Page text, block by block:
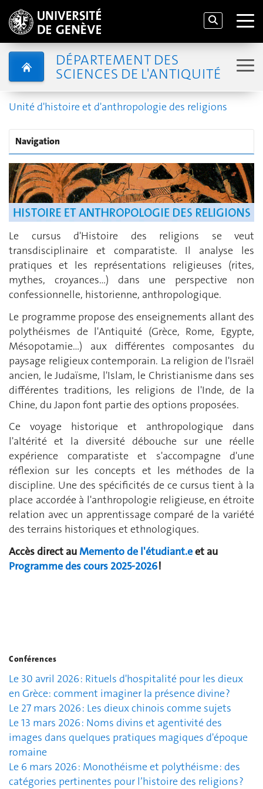
DÉPARTEMENT DES
SCIENCES DE L'ANTIQUITÉ
Unité d'histoire et d'anthropologie des religions
Navigation
Le cursus d'Histoire des religions se veut
transdisciplinaire et comparatiste. Il analyse les
pratiques et les représentations religieuses (rites,
mythes, croyances…) dans une perspective non
confessionnelle, historienne, anthropologique.
Le programme propose des enseignements allant des
polythéismes de l'Antiquité (Grèce, Rome, Egypte,
Mésopotamie…) aux différentes composantes du
paysage religieux contemporain. La religion de l'Israël
ancien, le Judaïsme, l'Islam, le Christianisme dans ses
différentes traditions, les religions de l'Inde, de la
Chine, du Japon font partie des options proposées.
Ce voyage historique et anthropologique dans
l'altérité et la diversité débouche sur une réelle
expérience comparatiste et s'accompagne d'une
réflexion sur les concepts et les méthodes de la
discipline. Une des spécificités de ce cursus tient à la
place accordée à l'anthropologie religieuse, en étroite
relation avec un apprentissage comparé de la variété
des terrains historiques et ethnologiques.
Accès direct auMemento de l'étudiant.eet au
Programme des cours 2025-2026!
Conférences
Le 30 avril 2026 : Rituels d'hospitalité pour les dieux
en Grèce: comment imaginer la présence divine ?
Le 27 mars 2026 : Les dieux chinois comme sujets
Le 13 mars 2026 : Noms divins et agentivité des
images dans quelques pratiques magiques d'époque
romaine
Le 6 mars 2026 : Monothéisme et polythéisme : des
catégories pertinentes pour l’histoire des religions ?